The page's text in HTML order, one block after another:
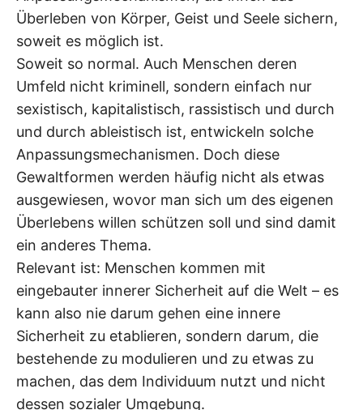
Überleben von Körper, Geist und Seele sichern,
soweit es möglich ist.
Soweit so normal. Auch Menschen deren
Umfeld nicht kriminell, sondern einfach nur
sexistisch, kapitalistisch, rassistisch und durch
und durch ableistisch ist, entwickeln solche
Anpassungsmechanismen. Doch diese
Gewaltformen werden häufig nicht als etwas
ausgewiesen, wovor man sich um des eigenen
Überlebens willen schützen soll und sind damit
ein anderes Thema.
Relevant ist: Menschen kommen mit
eingebauter innerer Sicherheit auf die Welt – es
kann also nie darum gehen eine innere
Sicherheit zu etablieren, sondern darum, die
bestehende zu modulieren und zu etwas zu
machen, das dem Individuum nutzt und nicht
dessen sozialer Umgebung.